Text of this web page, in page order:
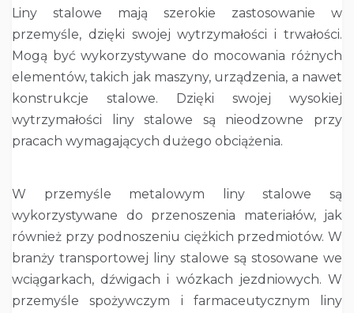
Liny stalowe mają szerokie zastosowanie w
przemyśle, dzięki swojej wytrzymałości i trwałości.
Mogą być wykorzystywane do mocowania różnych
elementów, takich jak maszyny, urządzenia, a nawet
konstrukcje stalowe. Dzięki swojej wysokiej
wytrzymałości liny stalowe są nieodzowne przy
pracach wymagających dużego obciążenia.
W przemyśle metalowym liny stalowe są
wykorzystywane do przenoszenia materiałów, jak
również przy podnoszeniu ciężkich przedmiotów. W
branży transportowej liny stalowe są stosowane we
wciągarkach, dźwigach i wózkach jezdniowych. W
przemyśle spożywczym i farmaceutycznym liny